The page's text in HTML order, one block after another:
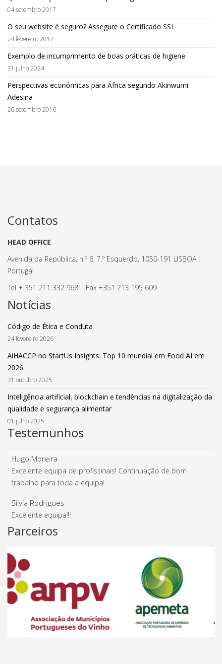
04 setembro 2017
O seu website é seguro? Assegure o Certificado SSL
24 fevereiro 2017
Exemplo de incumprimento de boas práticas de higiene
31 julho 2024
Perspectivas económicas para África segundo Akinwumi
Adesina
26 setembro 2016
Contatos
HEAD OFFICE
Avenida da República, n.º 6, 7.º Esquerdo, 1050-191 LISBOA |
Portugal
Tel + 351 211 332 968 | Fax +351 213 195 609
Notícias
Código de Ética e Conduta
24 fevereiro 2026
AiHACCP no StartUs Insights: Top 10 mundial em Food AI em
2026
31 outubro 2025
Inteligência artificial, blockchain e tendências na digitalização da
qualidade e segurança alimentar
01 julho 2025
Testemunhos
Hugo Moreira
Excelente equipa de profissinais! Continuação de bom
trabalho para toda a equipa!
Silvia Rodrigues
Excelente equipa!!!
Parceiros